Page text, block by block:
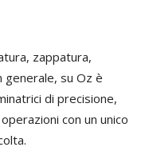
zappatura,
generale, su Oz è
di precisione,
con un unico